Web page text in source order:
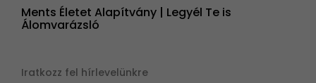
Ments Életet Alapítvány | Legyél Te is
Álomvarázsló
Iratkozz fel hírlevelünkre